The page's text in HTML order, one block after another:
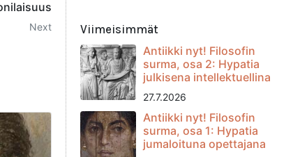
Next
Viimeisimmät
Antiikki nyt! Filosofin
surma, osa 2: Hypatia
julkisena intellektuellina
27.7.2026
Antiikki nyt! Filosofin
surma, osa 1: Hypatia
jumaloituna opettajana